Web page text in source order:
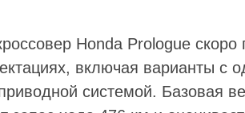
Honda Prologue скоро
включая варианты с
системой. Базовая